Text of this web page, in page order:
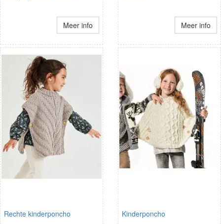
Meer info Meer info
Rechte kinderponcho Kinderponcho